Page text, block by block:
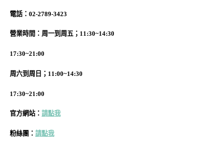
電話：02-2789-3423
營業時間：周一到周五；11:30~14:30
17:30~21:00
周六到周日； 11:00~14:30
17:30~21:00
官方網站： 請點我
粉絲團： 請點我